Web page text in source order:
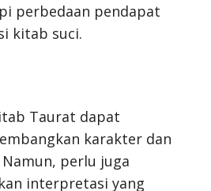
perbedaan pendapat
kitab suci.
Taurat dapat
karakter dan
perlu juga
interpretasi yang